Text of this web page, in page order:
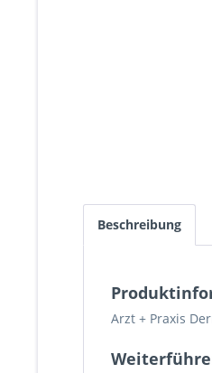
Beschreibung
Arzt + Praxis